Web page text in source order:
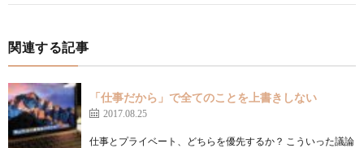
関連する記事
「仕事だから」で全てのことを上書きしない
2017.08.25
仕事とプライベート、どちらを優先するか？ こういった議論